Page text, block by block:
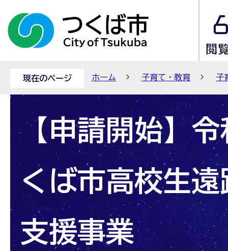
現在のページ ホーム 子育て・教育 子
【申請開始】令
くば市高校生
支援事業